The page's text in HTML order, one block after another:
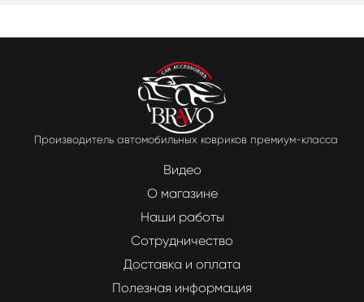
Производитель автомобильных ковриков премиум-класса
Видео
О магазине
Наши работы
Сотрудничество
Доставка и оплата
Полезная информация